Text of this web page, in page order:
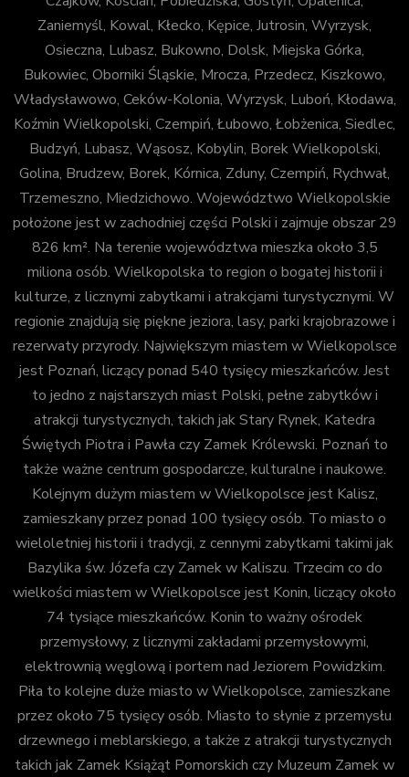
Zaniemyśl, Kowal, Kłecko, Kępice, Jutrosin, Wyrzysk,
Osieczna, Lubasz, Bukowno, Dolsk, Miejska Górka,
Bukowiec, Oborniki Śląskie, Mrocza, Przedecz, Kiszkowo,
Władysławowo, Ceków-Kolonia, Wyrzysk, Luboń, Kłodawa,
Koźmin Wielkopolski, Czempiń, Łubowo, Łobżenica, Siedlec,
Budzyń, Lubasz, Wąsosz, Kobylin, Borek Wielkopolski,
Golina, Brudzew, Borek, Kórnica, Zduny, Czempiń, Rychwał,
Trzemeszno, Miedzichowo. Województwo Wielkopolskie
położone jest w zachodniej części Polski i zajmuje obszar 29
826 km². Na terenie województwa mieszka około 3,5
miliona osób. Wielkopolska to region o bogatej historii i
kulturze, z licznymi zabytkami i atrakcjami turystycznymi. W
regionie znajdują się piękne jeziora, lasy, parki krajobrazowe i
rezerwaty przyrody. Największym miastem w Wielkopolsce
jest Poznań, liczący ponad 540 tysięcy mieszkańców. Jest
to jedno z najstarszych miast Polski, pełne zabytków i
atrakcji turystycznych, takich jak Stary Rynek, Katedra
Świętych Piotra i Pawła czy Zamek Królewski. Poznań to
także ważne centrum gospodarcze, kulturalne i naukowe.
Kolejnym dużym miastem w Wielkopolsce jest Kalisz,
zamieszkany przez ponad 100 tysięcy osób. To miasto o
wieloletniej historii i tradycji, z cennymi zabytkami takimi jak
Bazylika św. Józefa czy Zamek w Kaliszu. Trzecim co do
wielkości miastem w Wielkopolsce jest Konin, liczący około
74 tysiące mieszkańców. Konin to ważny ośrodek
przemysłowy, z licznymi zakładami przemysłowymi,
elektrownią węglową i portem nad Jeziorem Powidzkim.
Piła to kolejne duże miasto w Wielkopolsce, zamieszkane
przez około 75 tysięcy osób. Miasto to słynie z przemysłu
drzewnego i meblarskiego, a także z atrakcji turystycznych
takich jak Zamek Książąt Pomorskich czy Muzeum Zamek w